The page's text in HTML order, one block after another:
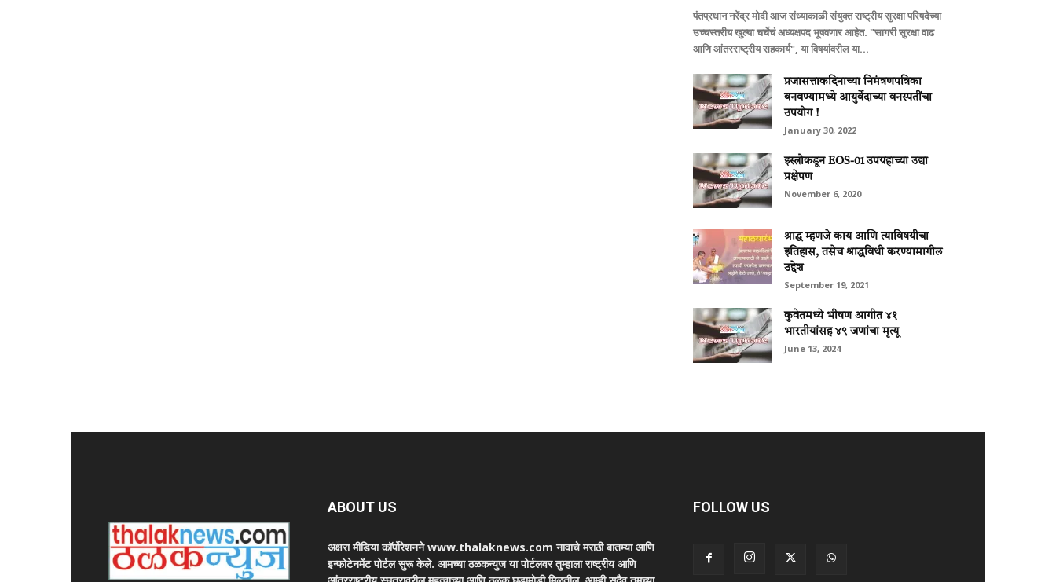
पंतप्रधान नरेंद्र मोदी आज संध्याकाळी संयुक्त राष्ट्रीय सुरक्षा परिषदेच्या
उच्चस्तरीय खुल्या चर्चेचं अध्यक्षपद भूषवणार आहेत. "सागरी सुरक्षा वाढ
आणि आंतरराष्ट्रीय सहकार्य", या विषयांवरील या...
प्रजासत्ताकदिनाच्या निमंत्रणपत्रिका
बनवण्यामध्ये आयुर्वेदाच्या वनस्पतींचा
उपयोग !
January 30, 2022
इस्त्रोकडून EOS-01 उपग्रहाच्या उद्या
प्रक्षेपण
November 6, 2020
श्राद्ध म्हणजे काय आणि त्याविषयीचा
इतिहास, तसेच श्राद्धविधी करण्यामागील
उद्देश
September 19, 2021
कुवेतमध्ये भीषण आगीत ४१
भारतीयांसह ४९ जणांचा मृत्यू
June 13, 2024
ABOUT US
अक्षरा मीडिया कॉर्पोरेशनने www.thalaknews.com नावाचे मराठी बातम्या आणि
इन्फोटेनमेंट पोर्टल सुरू केले. आमच्या ठळकन्युज या पोर्टलवर तुम्हाला राष्ट्रीय आणि
FOLLOW US